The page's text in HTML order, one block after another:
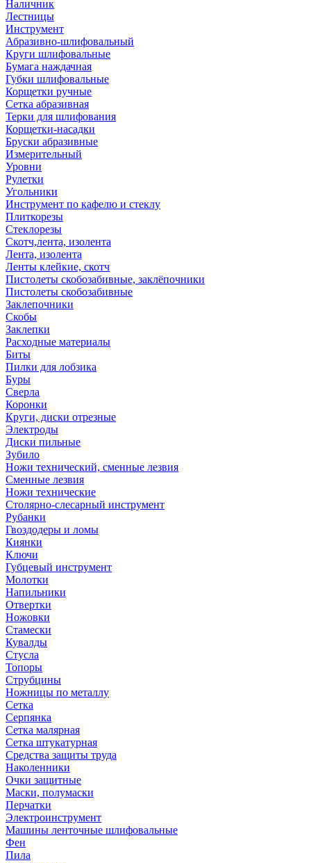
Наличник
Лестницы
Инструмент
Абразивно-шлифовальный
Круги шлифовальные
Бумага наждачная
Губки шлифовальные
Корщетки ручные
Сетка абразивная
Терки для шлифования
Корщетки-насадки
Бруски абразивные
Измерительный
Уровни
Рулетки
Угольники
Инструмент по кафелю и стеклу
Плиткорезы
Стеклорезы
Скотч,лента, изолента
Лента, изолента
Ленты клейкие, скотч
Пистолеты скобозабивные, заклёпочники
Пистолеты скобозабивные
Заклепочники
Скобы
Заклепки
Расходные материалы
Биты
Пилки для лобзика
Буры
Сверла
Коронки
Круги, диски отрезные
Электроды
Диски пильные
Зубило
Ножи технический, сменные лезвия
Сменные лезвия
Ножи технические
Столярно-слесарный инструмент
Рубанки
Гвоздодеры и ломы
Киянки
Ключи
Губцевый инструмент
Молотки
Напильники
Отвертки
Ножовки
Стамески
Кувалды
Стусла
Топоры
Струбцины
Ножницы по металлу
Сетка
Серпянка
Сетка малярная
Сетка штукатурная
Средства защиты труда
Наколенники
Очки защитные
Маски, полумаски
Перчатки
Электроинструмент
Машины ленточные шлифовальные
Фен
Пила